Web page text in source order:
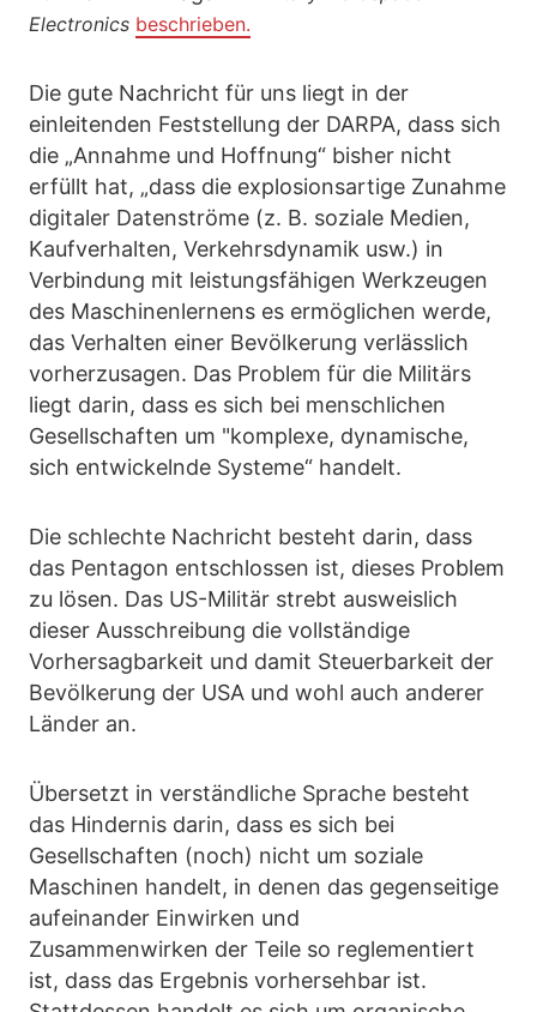
Electronics beschrieben.
Die gute Nachricht für uns liegt in der
einleitenden Feststellung der DARPA, dass sich
die „Annahme und Hoffnung“ bisher nicht
erfüllt hat, „dass die explosionsartige Zunahme
digitaler Datenströme (z. B. soziale Medien,
Kaufverhalten, Verkehrsdynamik usw.) in
Verbindung mit leistungsfähigen Werkzeugen
des Maschinenlernens es ermöglichen werde,
das Verhalten einer Bevölkerung verlässlich
vorherzusagen. Das Problem für die Militärs
liegt darin, dass es sich bei menschlichen
Gesellschaften um "komplexe, dynamische,
sich entwickelnde Systeme“ handelt.
Die schlechte Nachricht besteht darin, dass
das Pentagon entschlossen ist, dieses Problem
zu lösen. Das US-Militär strebt ausweislich
dieser Ausschreibung die vollständige
Vorhersagbarkeit und damit Steuerbarkeit der
Bevölkerung der USA und wohl auch anderer
Länder an.
Übersetzt in verständliche Sprache besteht
das Hindernis darin, dass es sich bei
Gesellschaften (noch) nicht um soziale
Maschinen handelt, in denen das gegenseitige
aufeinander Einwirken und
Zusammenwirken der Teile so reglementiert
ist, dass das Ergebnis vorhersehbar ist.